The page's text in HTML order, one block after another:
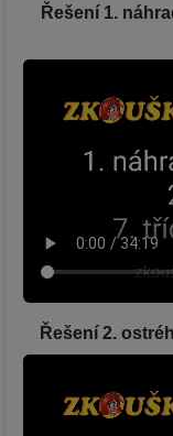
Řešení 1.
Řešení 2.